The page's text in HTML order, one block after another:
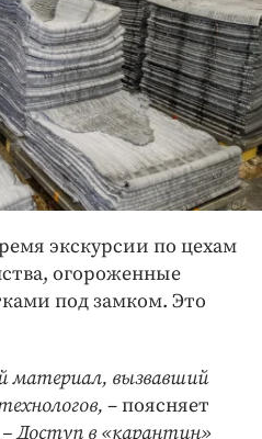
экскурсии по цехам
огороженные
под замком. Это
материал, вызвавший
– поясняет
– Доступ в «карантин»